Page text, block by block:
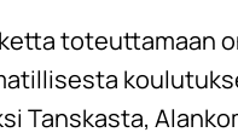
toteuttamaan
Tanskasta,